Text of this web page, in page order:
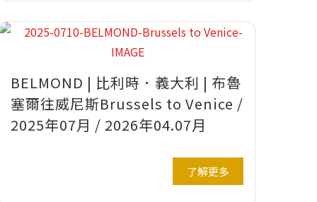
BELMOND | 比利時．義大利 | 布魯
塞爾往威尼斯Brussels to Venice /
2025年07月 / 2026年04.07月
了解更多